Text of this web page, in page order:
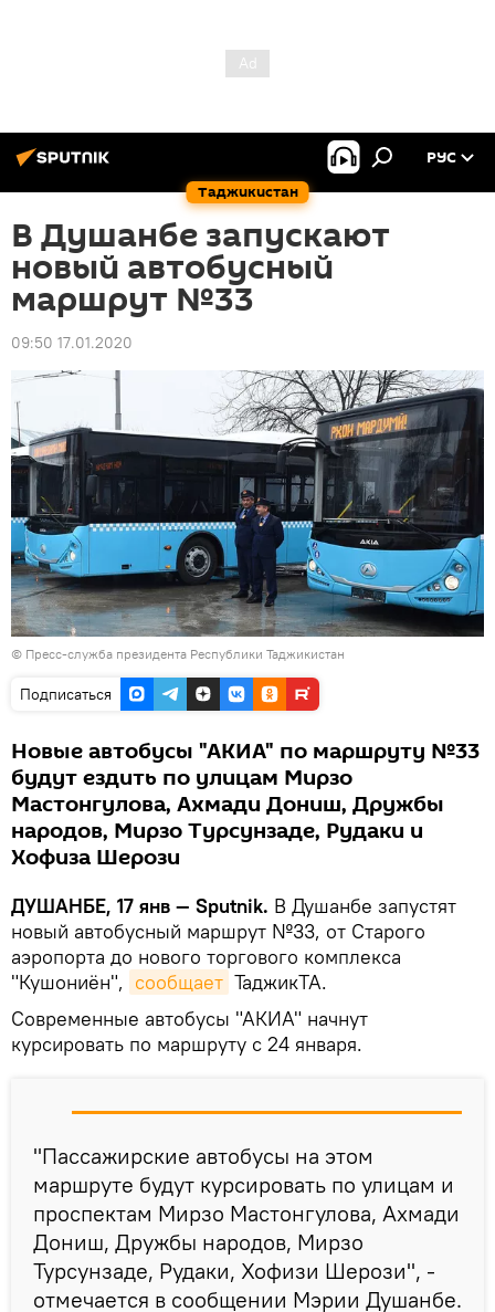
Таджикистан
РУС
В Душанбе запускают
новый автобусный
маршрут №33
09:50 17.01.2020
© Пресс-служба президента Республики Таджикистан
Подписаться
Новые автобусы "АКИА" по маршруту №33
будут ездить по улицам Мирзо
Мастонгулова, Ахмади Дониш, Дружбы
народов, Мирзо Турсунзаде, Рудаки и
Хофиза Шерози
ДУШАНБЕ, 17 янв — Sputnik. В Душанбе запустят
новый автобусный маршрут №33, от Старого
аэропорта до нового торгового комплекса
"Кушониён", сообщает ТаджикТА.
Современные автобусы "АКИА" начнут
курсировать по маршруту с 24 января.
"Пассажирские автобусы на этом
маршруте будут курсировать по улицам и
проспектам Мирзо Мастонгулова, Ахмади
Дониш, Дружбы народов, Мирзо
Турсунзаде, Рудаки, Хофизи Шерози", -
отмечается в сообщении Мэрии Душанбе.